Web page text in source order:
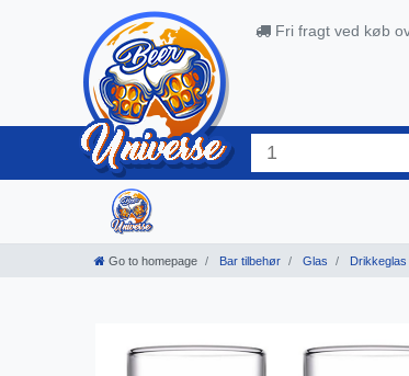
Fri fragt ved køb
Go to homepage Bar tilbehør Glas Drikkeglas